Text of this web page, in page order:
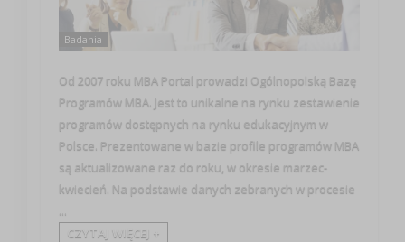
Badania
Od 2007 roku MBA Portal prowadzi Ogólnopolską Bazę
Programów MBA. Jest to unikalne na rynku zestawienie
programów dostępnych na rynku edukacyjnym w
Polsce. Prezentowane w bazie profile programów MBA
są aktualizowane raz do roku, w okresie marzec-
kwiecień. Na podstawie danych zebranych w procesie
CZYTAJ WIĘCEJ +